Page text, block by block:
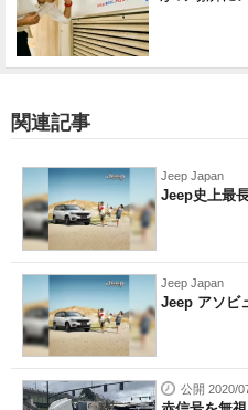
関連記事
Jeep Japan
Jeep史上最
Jeep Japan
Jeep アソビ
公開 2020/